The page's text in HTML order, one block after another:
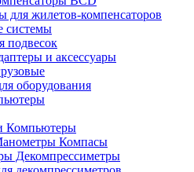
для жилетов-компенсаторов
системы
подвесок
и аксессуары
оборудования
Компьютеры
Компасы
Декомпрессиметры